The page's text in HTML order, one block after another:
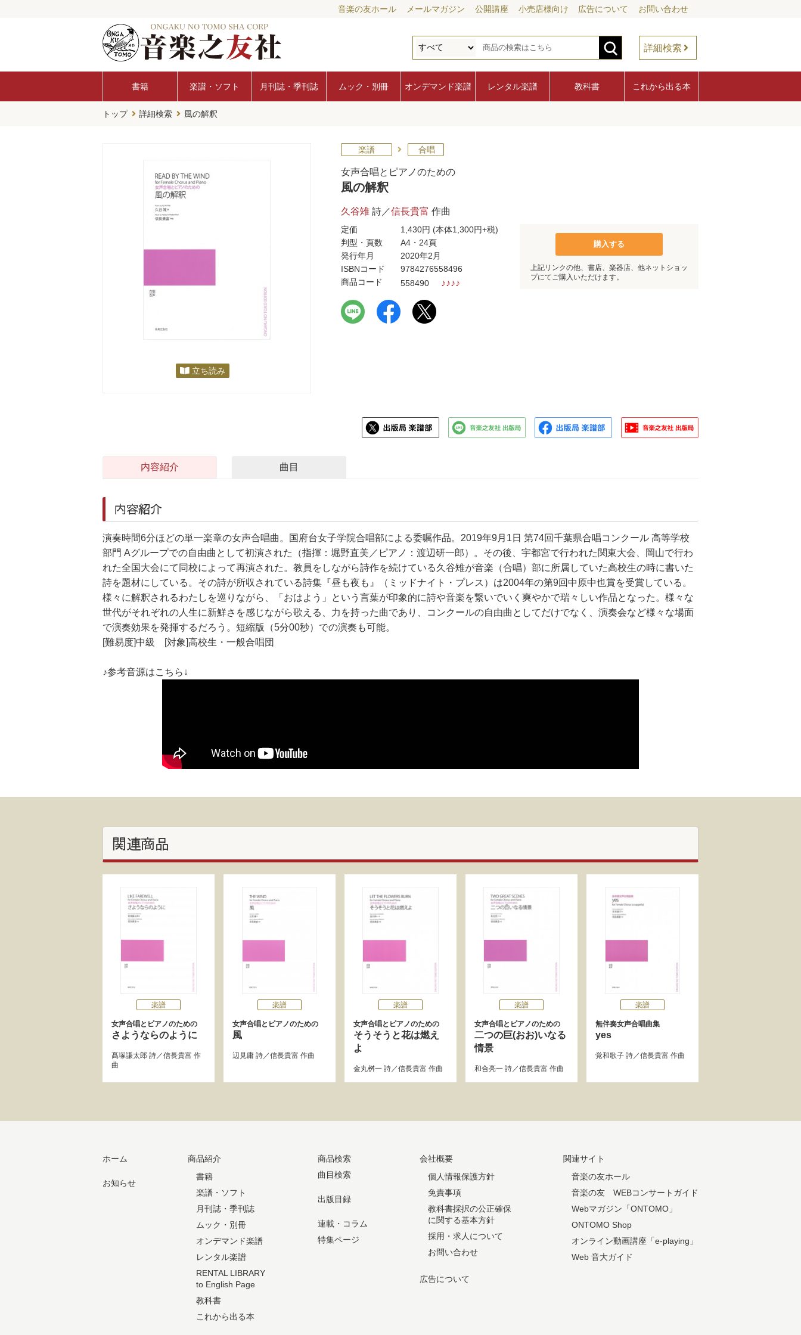
音楽の友ホール メールマガジン 公開講座 小売店様向け 広告について お問い合わせ
詳細検索
書籍 楽譜・ソフト 月刊誌・季刊誌 ムック・別冊 オンデマンド楽譜 レンタル楽譜 教科書 これから出る本
トップ 詳細検索 風の解釈
立ち読み
楽譜 合唱
女声合唱とピアノのための
風の解釈
久谷雉 詩／信長貴富 作曲
定価 1,430円 (本体1,300円+税)
判型・頁数
A4・24頁
発行年月
2020年2月
ISBNコード
9784276558496
商品コード
558490 ♪♪♪♪
購入する
上記リンクの他、書店、楽器店、他ネットショッ
プにてご購入いただけます。
内容紹介 曲目
内容紹介
演奏時間6分ほどの単一楽章の女声合唱曲。国府台女子学院合唱部による委嘱作品。2019年9月1日 第74回千葉県合唱コンクール 高等学校
部門 Aグループでの自由曲として初演された（指揮：堀野直美／ピアノ：渡辺研一郎）。その後、宇都宮で行われた関東大会、岡山で行わ
れた全国大会にて同校によって再演された。教員をしながら詩作を続けている久谷雉が音楽（合唱）部に所属していた高校生の時に書いた
詩を題材にしている。その詩が所収されている詩集『昼も夜も』（ミッドナイト・プレス）は2004年の第9回中原中也賞を受賞している。
様々に解釈されるわたしを巡りながら、「おはよう」という言葉が印象的に詩や音楽を繋いでいく爽やかで瑞々しい作品となった。様々な
世代がそれぞれの人生に新鮮さを感じながら歌える、力を持った曲であり、コンクールの自由曲としてだけでなく、演奏会など様々な場面
で演奏効果を発揮するだろう。短縮版（5分00秒）での演奏も可能。
[難易度]中級 [対象]高校生・一般合唱団
♪参考音源はこちら↓
関連商品
楽譜
女声合唱とピアノのための
さようならのように
髙塚謙太郎 詩／信長貴富 作
曲
楽譜
女声合唱とピアノのための
風
辺見庸 詩／信長貴富 作曲
楽譜
女声合唱とピアノのための
そうそうと花は燃え
よ
金丸桝一 詩／信長貴富 作曲
楽譜
女声合唱とピアノのための
二つの巨(おお)いなる
情景
和合亮一 詩／信長貴富 作曲
楽譜
無伴奏女声合唱曲集
yes
覚和歌子 詩／信長貴富 作曲
ホーム
お知らせ
商品紹介
書籍
楽譜・ソフト
月刊誌・季刊誌
ムック・別冊
オンデマンド楽譜
レンタル楽譜
RENTAL LIBRARY
to English Page
教科書
これから出る本
商品検索
曲目検索
出版目録
連載・コラム
特集ページ
会社概要
個人情報保護方針
免責事項
教科書採択の公正確保
に関する基本方針
採用・求人について
お問い合わせ
広告について
関連サイト
音楽の友ホール
音楽の友 WEBコンサートガイド
Webマガジン「ONTOMO」
ONTOMO Shop
オンライン動画講座「e-playing」
Web 音大ガイド